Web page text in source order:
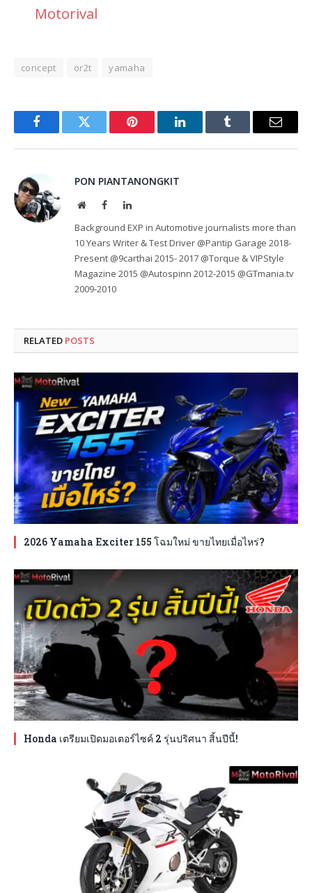
Motorival
concept or2t yamaha
FacebookTwitter Pinterest LinkedInTumblr Email
PON PIANTANONGKIT
WebsiteFacebookLinkedIn
Background EXP in Automotive journalists more than
10 Years Writer & Test Driver @Pantip Garage 2018-
Present @9carthai 2015- 2017 @Torque & VIPStyle
Magazine 2015 @Autospinn 2012-2015 @GTmania.tv
2009-2010
RELATED POSTS
2026 Yamaha Exciter 155 โฉมใหม่ ขายไทยเมื่อไหร่?
Honda เตรียมเปิดมอเตอร์ไซค์ 2 รุ่นปริศนา สิ้นปีนี้!